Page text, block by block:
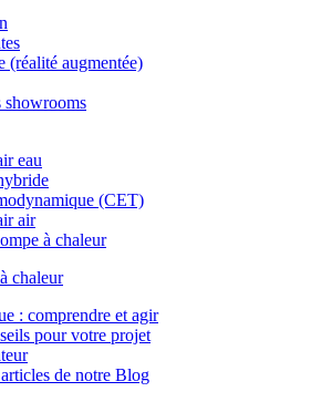
(réalité augmentée)
showrooms
eau
(CET)
air
à chaleur
chaleur
: comprendre et agir
pour votre projet
de notre Blog